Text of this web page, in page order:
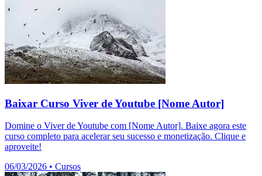
Baixar Curso Viver de Youtube [Nome Autor]
Domine o Viver de Youtube com [Nome Autor]. Baixe agora este
curso completo para acelerar seu sucesso e monetização. Clique e
aproveite!
06/03/2026 • Cursos